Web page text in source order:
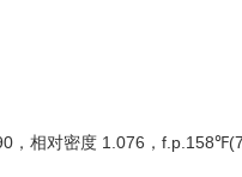
，相对密度 1.076，